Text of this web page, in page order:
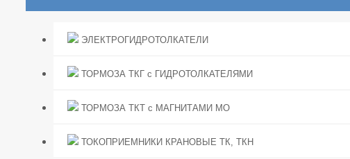
ЭЛЕКТРОГИДРОТОЛКАТЕЛИ
ТОРМОЗА ТКГ с ГИДРОТОЛКАТЕЛЯМИ
ТОРМОЗА ТКТ с МАГНИТАМИ МО
ТОКОПРИЕМНИКИ КРАНОВЫЕ ТК, ТКН